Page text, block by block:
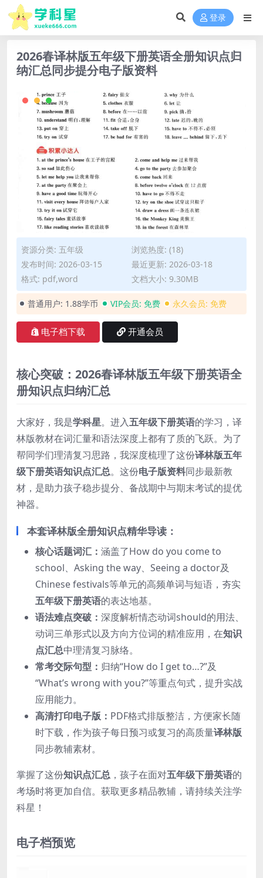
登录
2026春译林版五年级下册英语全册知识点归
纳汇总同步提分电子版资料
资源分类: 五年级
浏览热度: (18)
发布时间: 2026-03-15
最近更新: 2026-03-18
格式: pdf,word
文档大小: 9.30MB
普通用户: 1.88学币 VIP会员: 免费 永久会员: 免费
电子档下载 开通会员
核心突破：2026春译林版五年级下册英语全
册知识点归纳汇总
大家好，我是学科星。进入五年级下册英语的学习，译
林版教材在词汇量和语法深度上都有了质的飞跃。为了
帮同学们理清复习思路，我深度梳理了这份译林版五年
级下册英语知识点汇总。这份电子版资料同步最新教
材，是助力孩子稳步提分、备战期中与期末考试的提优
神器。
本套译林版全册知识点精华导读：
核心话题词汇： 涵盖了How do you come to
school、Asking the way、Seeing a doctor及
Chinese festivals等单元的高频单词与短语，夯实
五年级下册英语的表达地基。
语法难点突破： 深度解析情态动词should的用法、
动词三单形式以及方向方位词的精准应用，在知识
点汇总中理清复习脉络。
常考交际句型： 归纳“How do I get to…?”及
“What’s wrong with you?”等重点句式，提升实战
应用能力。
高清打印电子版： PDF格式排版整洁，方便家长随
时下载，作为孩子每日预习或复习的高质量译林版
同步教辅素材。
掌握了这份知识点汇总 ，孩子在面对五年级下册英语的
考场时将更加自信。获取更多精品教辅，请持续关注学
科星！
电子档预览